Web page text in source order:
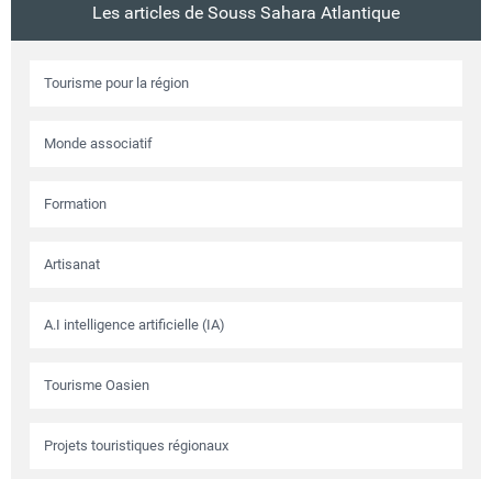
Les articles de Souss Sahara Atlantique
Tourisme pour la région
Monde associatif
Formation
Artisanat
A.I intelligence artificielle (IA)
Tourisme Oasien
Projets touristiques régionaux